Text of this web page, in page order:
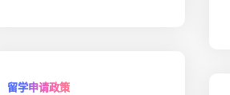
留学申请政策